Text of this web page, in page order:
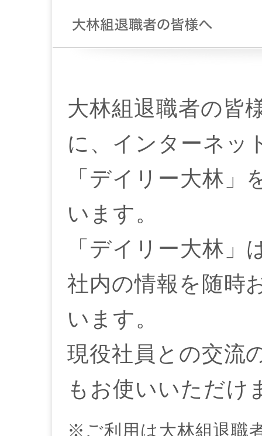
大林組退職者の皆
に、インターネッ
「デイリー大林」
います。
「デイリー大林」
社内の情報を随時
います。
現役社員との交流
もお使いいただけ
※ご利用は大林組退職